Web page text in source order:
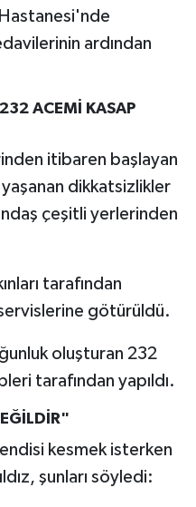
ardından
ACEMİ KASAP
itibaren başlayan
yaşanan dikkatsizlikler
çeşitli yerlerinden
tarafından
götürüldü.
oluşturan 232
tarafından yapıldı.
kesmek isterken
şunları söyledi: